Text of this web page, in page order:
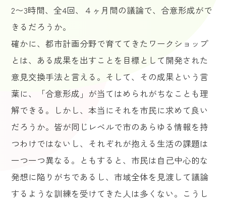
2〜3時間、全4回、４ヶ月間の議論で、合意形成がで
きるだろうか。
確かに、都市計画分野で育ててきたワークショップ
とは、ある成果を出すことを目標として開発された
意見交換手法と言える。そして、その成果という言
葉に、「合意形成」が当てはめられがちなことも理
解できる。しかし、本当にそれを市民に求めて良い
だろうか。皆が同じレベルで市のあらゆる情報を持
つわけではないし、それぞれが抱える生活の課題は
一つ一つ異なる。ともすると、市民は自己中心的な
発想に陥りがちであるし、市域全体を見渡して議論
するような訓練を受けてきた人は多くない。こうし